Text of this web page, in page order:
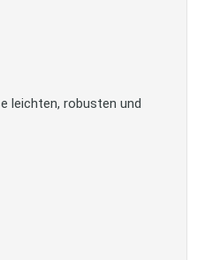
leichten, robusten und